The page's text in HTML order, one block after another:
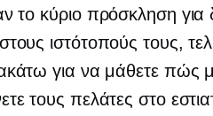
το κύριο πρόσκληση για
ιστότοπούς τους,
για να μάθετε πώς
τους πελάτες στο